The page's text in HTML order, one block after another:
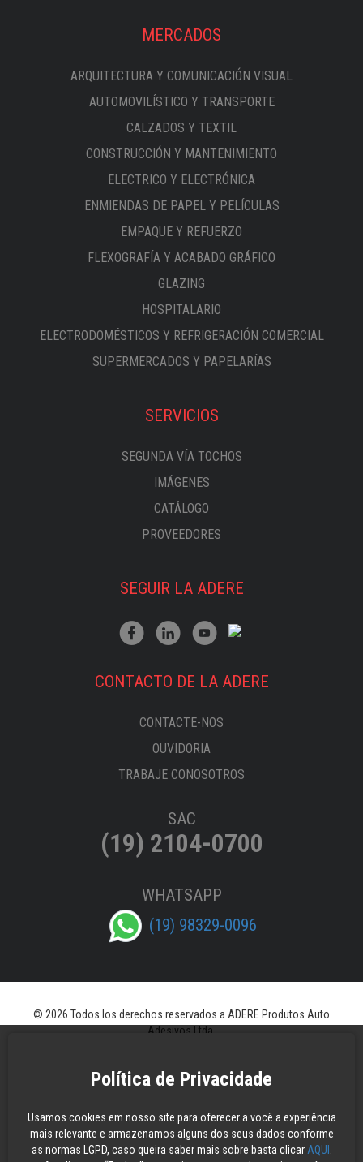
MERCADOS
ARQUITECTURA Y COMUNICACIÓN VISUAL
AUTOMOVILÍSTICO Y TRANSPORTE
CALZADOS Y TEXTIL
CONSTRUCCIÓN Y MANTENIMIENTO
ELECTRICO Y ELECTRÓNICA
ENMIENDAS DE PAPEL Y PELÍCULAS
EMPAQUE Y REFUERZO
FLEXOGRAFÍA Y ACABADO GRÁFICO
GLAZING
HOSPITALARIO
ELECTRODOMÉSTICOS Y REFRIGERACIÓN COMERCIAL
SUPERMERCADOS Y PAPELARÍAS
SERVICIOS
SEGUNDA VÍA TOCHOS
IMÁGENES
CATÁLOGO
PROVEEDORES
SEGUIR LA ADERE
CONTACTO DE LA ADERE
CONTACTE-NOS
OUVIDORIA
TRABAJE CONOSOTROS
SAC
(19) 2104-0700
WHATSAPP
(19) 98329-0096
Política de Privacidade
Usamos cookies em nosso site para oferecer a você a experiência
mais relevante e armazenamos alguns dos seus dados conforme
as normas LGPD, caso queira saber mais sobre basta clicar AQUI
© 2026 Todos los derechos reservados a ADERE Produtos Auto
Adesivos Ltda.